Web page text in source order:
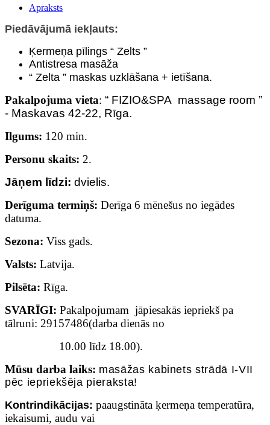
Apraksts
Piedāvājumā iekļauts:
Ķermeņa pīlings “ Zelts ”
Аntistresa masāža
“ Zelta ” maskas uzklāšana + ietīšana.
Pakalpojuma vieta: “ FIZIO&SPA massage room ”
- Maskavas 42-22, Rīga.
Ilgums: 120 min.
Personu skaits: 2.
Jāņem līdzi: dvielis.
Derīguma termiņš: Derīga 6 mēnešus no iegādes
datuma.
Sezona: Viss gads.
Valsts: Latvija.
Pilsēta: Rīga.
SVARĪGI: Pakalpojumam jāpiesakās iepriekš pa
tālruni: 29157486(darba dienās no
10.00 līdz 18.00).
Mūsu darba laiks: masāžas kabinetsstrādā I-VII
pēc iepriekšēja pieraksta!
Kontrindikācijas: paaugstināta ķermeņa temperatūra,
iekaisumi, audu vai